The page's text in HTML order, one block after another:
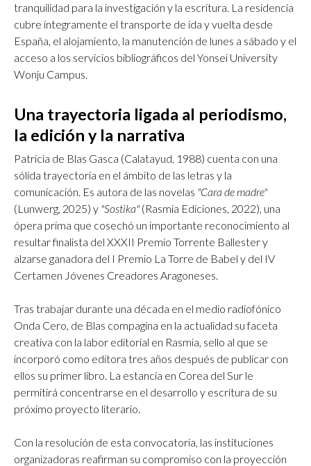
tranquilidad para la investigación y la escritura. La residencia
cubre íntegramente el transporte de ida y vuelta desde
España, el alojamiento, la manutención de lunes a sábado y el
acceso a los servicios bibliográficos del Yonsei University
Wonju Campus.
Una trayectoria ligada al periodismo,
la edición y la narrativa
Patricia de Blas Gasca (Calatayud, 1988) cuenta con una
sólida trayectoria en el ámbito de las letras y la
comunicación. Es autora de las novelas "Cara de madre"
(Lunwerg, 2025) y "Sostika" (Rasmia Ediciones, 2022), una
ópera prima que cosechó un importante reconocimiento al
resultar finalista del XXXII Premio Torrente Ballester y
alzarse ganadora del I Premio La Torre de Babel y del IV
Certamen Jóvenes Creadores Aragoneses.
Tras trabajar durante una década en el medio radiofónico
Onda Cero, de Blas compagina en la actualidad su faceta
creativa con la labor editorial en Rasmia, sello al que se
incorporó como editora tres años después de publicar con
ellos su primer libro. La estancia en Corea del Sur le
permitirá concentrarse en el desarrollo y escritura de su
próximo proyecto literario.
Con la resolución de esta convocatoria, las instituciones
organizadoras reafirman su compromiso con la proyección